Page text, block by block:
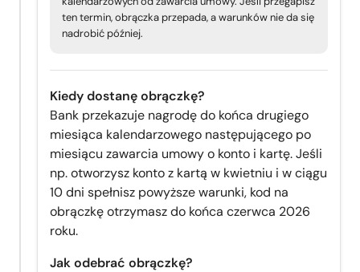
ten termin, obrączka przepada, a warunków nie da się
nadrobić później.
Kiedy dostanę obrączkę?
Bank przekazuje nagrodę do końca drugiego
miesiąca kalendarzowego następującego po
miesiącu zawarcia umowy o konto i kartę. Jeśli
np. otworzysz konto z kartą w kwietniu i w ciągu
10 dni spełnisz powyższe warunki, kod na
obrączkę otrzymasz do końca czerwca 2026
roku.
Jak odebrać obrączkę?